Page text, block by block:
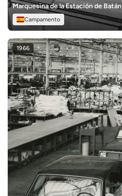
Marquesina de la Estación de Batán
Campamento
1966